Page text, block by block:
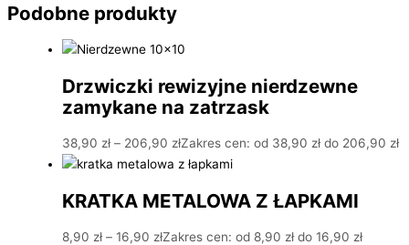
Podobne produkty
Drzwiczki rewizyjne nierdzewne
zamykane na zatrzask
38,90 zł – 206,90 złZakres cen: od 38,90 zł do 206,90 zł
KRATKA METALOWA Z ŁAPKAMI
8,90 zł – 16,90 złZakres cen: od 8,90 zł do 16,90 zł